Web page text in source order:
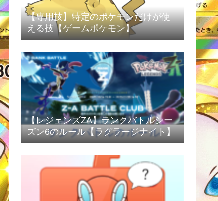
【専用技】特定のポケモンだけが使
える技【ゲームポケモン】
【レジェンズZA】ランクバトルシー
ズン6のルール【ラグラージナイト】